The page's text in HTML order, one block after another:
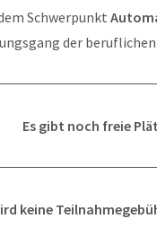
Schwerpunkt
der
Es gibt noch freie
keine